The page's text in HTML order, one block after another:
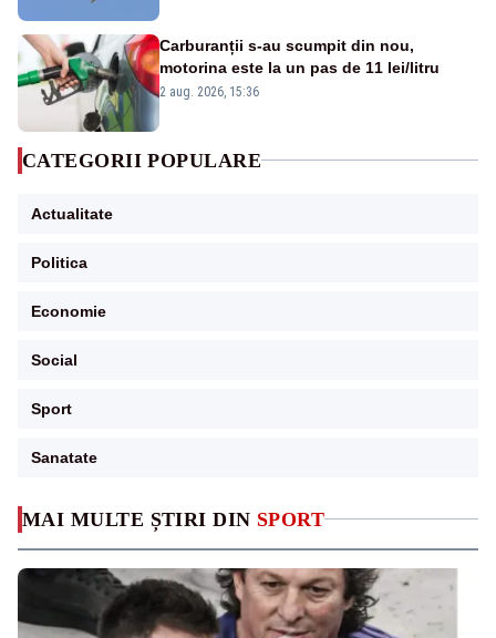
MAI MULTE ȘTIRI DIN SPORT
Carburanții s-au scumpit din nou,
motorina este la un pas de 11 lei/litru
2 aug. 2026, 15:36
CATEGORII POPULARE
Actualitate
Politica
Economie
Social
Sport
Sanatate